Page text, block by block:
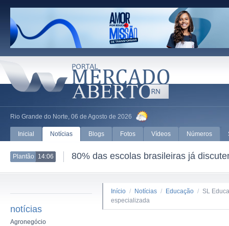
Rio Grande do Norte, 06 de Agosto de 2026
Inicial Notícias Blogs Fotos Vídeos Números
Plantão 14:06 80% das escolas brasileiras já
notícias
Agronegócio
Início / Notícias / Educação / SL
especializada